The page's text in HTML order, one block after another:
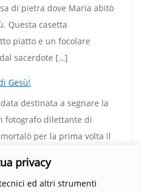
privacy
ed altri strumenti
di pietra dove Maria abitò
Questa casetta
piatto e un focolare
sacerdote […]
Gesù!
destinata a segnare la
fotografo dilettante di
per la prima volta il
per caso. Pia aveva
fotografare la Sindone di